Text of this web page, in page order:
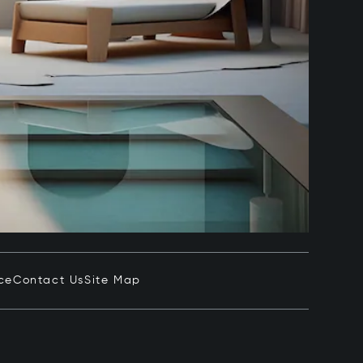
Contact UsSite Map